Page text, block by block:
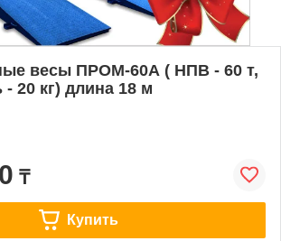
весы ПРОМ-60А ( НПВ - 60 т,
- 20 кг) длина 18 м
₸
Купить